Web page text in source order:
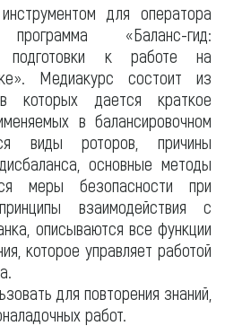
для оператора
«Баланс-гид:
подготовки к работе на
Медиакурс состоит из
которых дается краткое
в балансировочном
виды роторов, причины
основные методы
меры безопасности при
взаимодействия с
описываются все функции
которое управляет работой
для повторения знаний,
работ.